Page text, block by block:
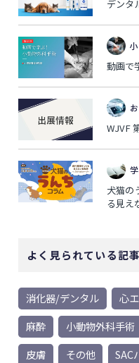
デンタ
動画で
WJVF
犬猫の
る見え
よく見られている記
消化器/デンタル 心
麻酔
小動物外科手術
皮膚
その他 SAC